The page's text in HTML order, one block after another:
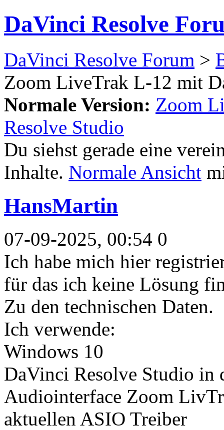
DaVinci Resolve
DaVinci Resolve Forum >
Zoom LiveTrak L-12 mit
Normale Version: Zoom
Resolve Studio
Du siehst gerade eine
Inhalte. Normale Ansicht
HansMartin
07-09-2025, 00:54 0
Ich habe mich hier
für das ich keine Lösung
Zu den technischen Daten.
Ich verwende:
Windows 10
DaVinci Resolve Studio in
Audiointerface Zoom
aktuellen ASIO Treiber